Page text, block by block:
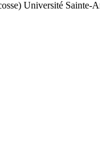
Université Sainte-